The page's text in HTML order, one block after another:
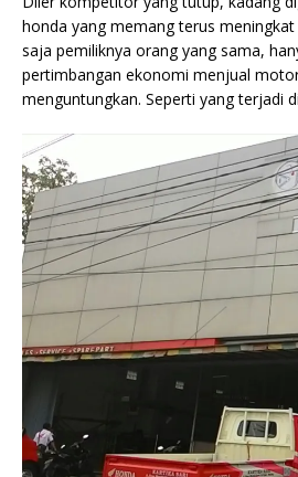
honda yang memang terus
saja pemiliknya orang yang sama,
pertimbangan ekonomi menjual
menguntungkan. Seperti yang terjadi